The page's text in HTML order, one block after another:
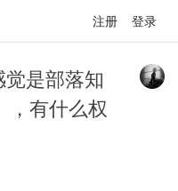
注册 登录
是部落知
有什么权